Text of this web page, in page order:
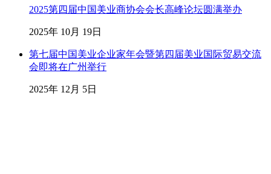
2025第四届中国美业商协会会长高峰论坛圆满举办
2025年 10月 19日
第七届中国美业企业家年会暨第四届美业国际贸易交流
会即将在广州举行
2025年 12月 5日